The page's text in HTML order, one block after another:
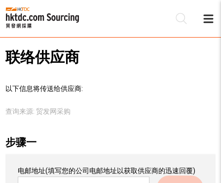
联络供应商
以下信息将传送给供应商:
查询来源: 贸发网采购
步骤一
电邮地址(填写您的公司电邮地址以获取供应商的迅速回覆)